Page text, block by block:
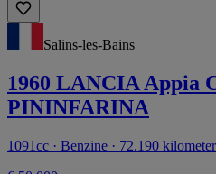
Salins-les-Bains
1960 LANCIA Appia
PININFARINA
1091cc · Benzine · 72.190